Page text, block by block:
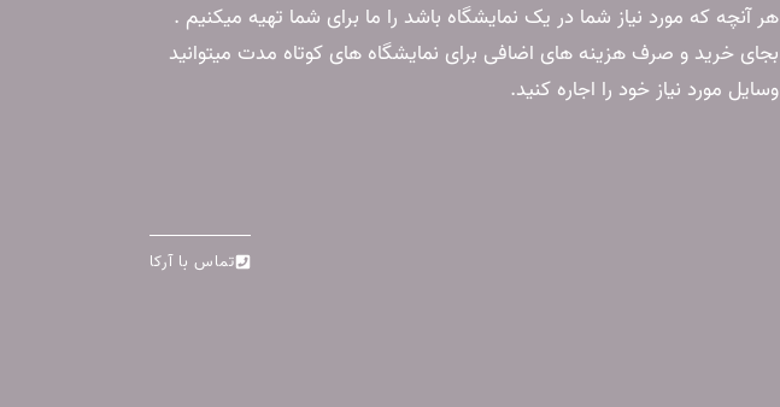
هر آنچه که مورد نیاز شما در یک نمایشگاه باشد را ما برای شما تهیه میکنیم .
بجای خرید و صرف هزینه های اضافی برای نمایشگاه های کوتاه مدت میتوانید
وسایل مورد نیاز خود را اجاره کنید.
تماس با آرکا